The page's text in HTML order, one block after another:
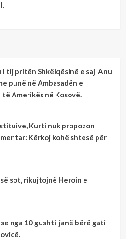
tij pritën Shkëlqësinë e saj Anu
punë në Ambasadën e
Amerikës në Kosovë.
Kurti nuk propozon
Kërkoj kohë shtesë për
sot, rikujtojnë Heroin e
nga 10 gushti janë bërë gati